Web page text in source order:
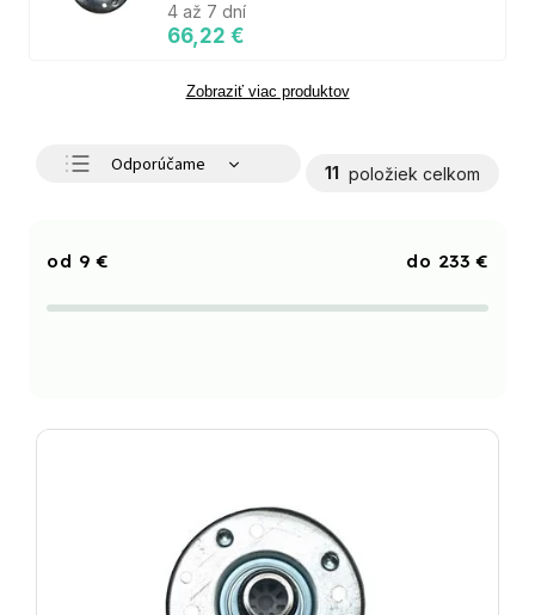
4 až 7 dní
66,22 €
Zobraziť viac produktov
Odporúčame
Abecedne
11 položiek celkom
9 € 233 €